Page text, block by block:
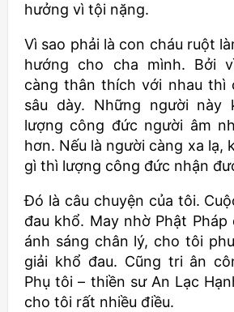
hưởng vì tội nặng.
Vì sao phải là con cháu ruột
hướng cho cha mình. Bởi
càng thân thích với nhau thì
sâu dày. Những người này
lượng công đức người âm
hơn. Nếu là người càng xa lạ,
gì thì lượng công đức nhận
Đó là câu chuyện của tôi.
đau khổ. May nhờ Phật
ánh sáng chân lý, cho tôi
giải khổ đau. Cũng tri ân
Phụ tôi – thiền sư An Lạc
cho tôi rất nhiều điều.